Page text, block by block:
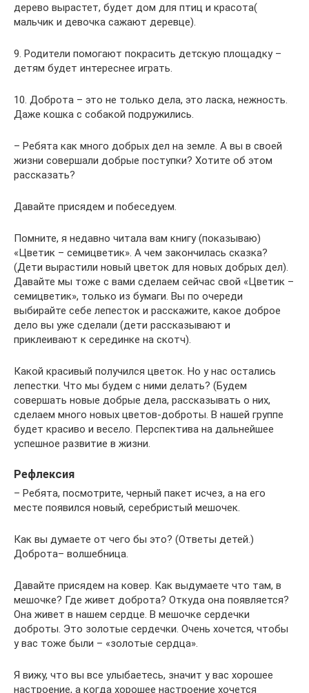
дерево вырастет, будет дом для птиц и красота(
мальчик и девочка сажают деревце).
9. Родители помогают покрасить детскую площадку –
детям будет интереснее играть.
10. Доброта – это не только дела, это ласка, нежность.
Даже кошка с собакой подружились.
– Ребята как много добрых дел на земле. А вы в своей
жизни совершали добрые поступки? Хотите об этом
рассказать?
Давайте присядем и побеседуем.
Помните, я недавно читала вам книгу (показываю)
«Цветик – семицветик». А чем закончилась сказка?
(Дети вырастили новый цветок для новых добрых дел).
Давайте мы тоже с вами сделаем сейчас свой «Цветик –
семицветик», только из бумаги. Вы по очереди
выбирайте себе лепесток и расскажите, какое доброе
дело вы уже сделали (дети рассказывают и
приклеивают к серединке на скотч).
Какой красивый получился цветок. Но у нас остались
лепестки. Что мы будем с ними делать? (Будем
совершать новые добрые дела, рассказывать о них,
сделаем много новых цветов-доброты. В нашей группе
будет красиво и весело. Перспектива на дальнейшее
успешное развитие в жизни.
Рефлексия
– Ребята, посмотрите, черный пакет исчез, а на его
месте появился новый, серебристый мешочек.
Как вы думаете от чего бы это? (Ответы детей.)
Доброта– волшебница.
Давайте присядем на ковер. Как выдумаете что там, в
мешочке? Где живет доброта? Откуда она появляется?
Она живет в нашем сердце. В мешочке сердечки
доброты. Это золотые сердечки. Очень хочется, чтобы
у вас тоже были – «золотые сердца».
Я вижу, что вы все улыбаетесь, значит у вас хорошее
настроение, а когда хорошее настроение хочется